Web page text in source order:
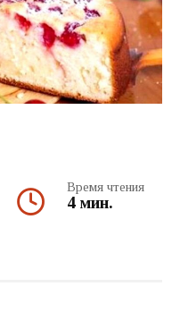
Время чтения
4 мин.